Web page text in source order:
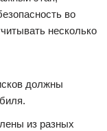
во
несколько
должны
из разных